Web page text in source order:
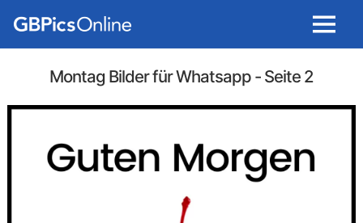
Menu
Montag Bilder für Whatsapp - Seite 2